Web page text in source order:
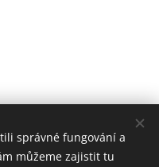
správné fungování a
můžeme zajistit tu